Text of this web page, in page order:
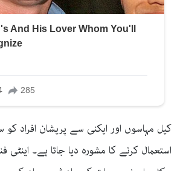
کیل مہاسوں اور ایکنی سے پریشان افراد
استعمال کرنے کا مشورہ دیا جاتا ہے۔ اینٹی